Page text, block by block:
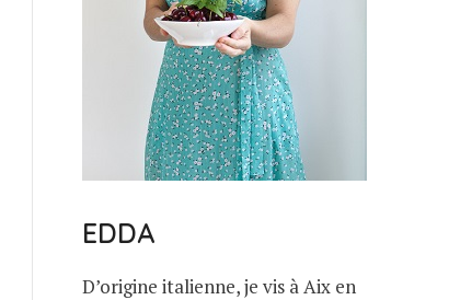
EDDA
D’origine italienne, je vis à Aix en